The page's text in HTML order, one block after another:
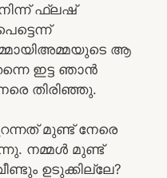
ഫ്ലഷ്
ആ
ഇട്ട ഞാൻ
തിരിഞ്ഞു.
മുണ്ട് നേരെ
നമ്മൾ മുണ്ട്
ഉടുക്കില്ലേ?